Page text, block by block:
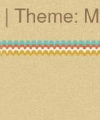
| Theme: